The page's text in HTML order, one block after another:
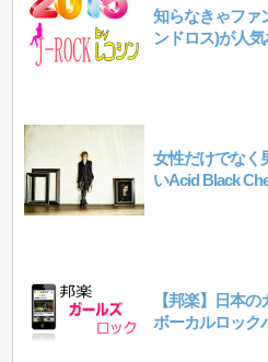
知らなきゃファ
ンドロス)が人
女性だけでなく
いAcid Black
【邦楽】日本
ボーカルロック